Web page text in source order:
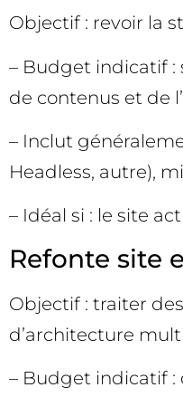
Objectif : revoir la
– Budget indicatif
de contenus et de
– Inclut
Headless, autre),
– Idéal si : le site
Refonte site
Objectif : traiter
d’architecture
– Budget indicatif :